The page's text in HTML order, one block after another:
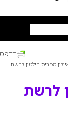
מפריס הילטון לרשת
לרשת
הדפס